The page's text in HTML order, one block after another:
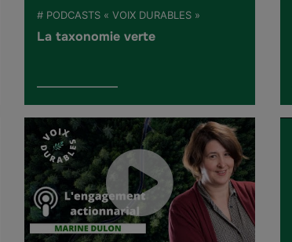
# PODCASTS « VOIX DURABLES »
La taxonomie verte